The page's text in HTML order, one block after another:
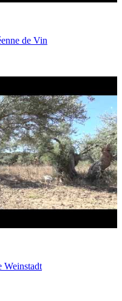
de Vin
Weinstadt